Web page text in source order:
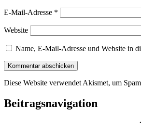
E-Mail-Adresse *
Website
Name, E-Mail-Adresse und Website in
Diese Website verwendet Akismet, um
Beitragsnavigation